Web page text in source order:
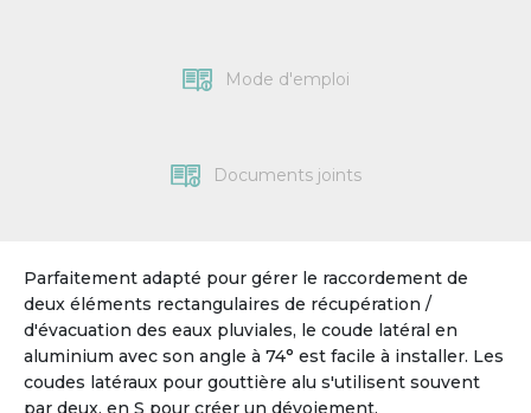
Mode d'emploi
Documents joints
Parfaitement adapté pour gérer le raccordement de
deux éléments rectangulaires de récupération /
d'évacuation des eaux pluviales, le coude latéral en
aluminium avec son angle à 74° est facile à installer. Les
coudes latéraux pour gouttière alu s'utilisent souvent
par deux, en S pour créer un dévoiement.